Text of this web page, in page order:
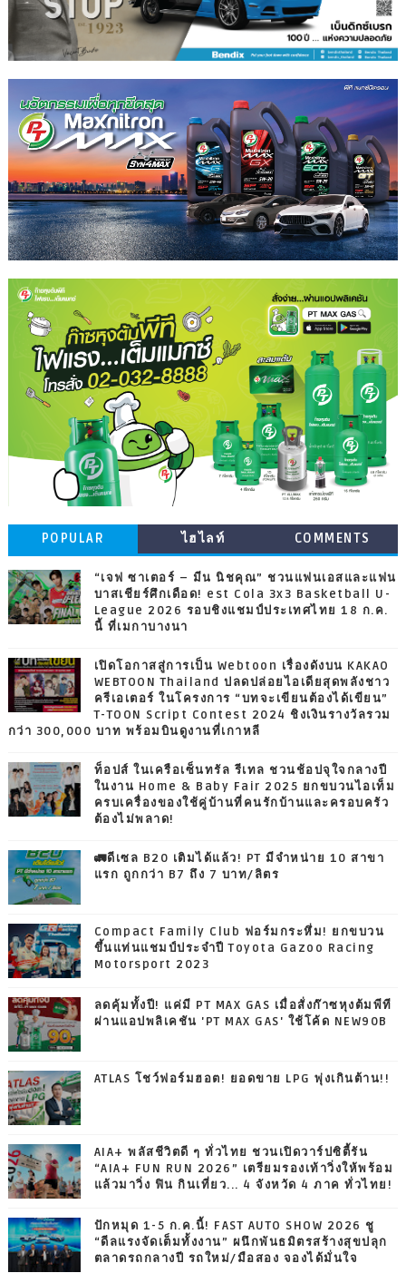
POPULAR ไฮไลท์ COMMENTS
“เจฟ ซาเตอร์ – มีน นิชคุณ” ชวนแฟนเอสและแฟน
บาสเชียร์ศึกเดือด! est Cola 3x3 Basketball U-
League 2026 รอบชิงแชมป์ประเทศไทย 18 ก.ค.
นี้ ที่เมกาบางนา
เปิดโอกาสสู่การเป็น Webtoon เรื่องดังบน KAKAO
WEBTOON Thailand ปลดปล่อยไอเดียสุดพลังชาว
ครีเอเตอร์ ในโครงการ “บทจะเขียนต้องได้เขียน”
T-TOON Script Contest 2024 ชิงเงินรางวัลรวม
กว่า 300,000 บาท พร้อมบินดูงานที่เกาหลี
ท็อปส์ ในเครือเซ็นทรัล รีเทล ชวนช้อปจุใจกลางปี
ในงาน Home & Baby Fair 2025 ยกขบวนไอเท็ม
ครบเครื่องของใช้คู่บ้านที่คนรักบ้านและครอบครัว
ต้องไม่พลาด!
🚛ดีเซล B20 เติมได้แล้ว! PT มีจำหน่าย 10 สาขา
แรก ถูกกว่า B7 ถึง 7 บาท/ลิตร
Compact Family Club ฟอร์มกระหึ่ม! ยกขบวน
ขึ้นแท่นแชมป์ประจำปี Toyota Gazoo Racing
Motorsport 2023
ลดคุ้มทั้งปี! แค่มี PT MAX GAS เมื่อสั่งก๊าซหุงต้มพีที
ผ่านแอปพลิเคชัน 'PT MAX GAS' ใช้โค้ด NEW90B
ATLAS โชว์ฟอร์มฮอต! ยอดขาย LPG พุ่งเกินต้าน!!
AIA+ พลัสชีวิตดี ๆ ทั่วไทย ชวนเปิดวาร์ปซิตี้รัน
“AIA+ FUN RUN 2026” เตรียมรองเท้าวิ่งให้พร้อม
แล้วมาวิ่ง ฟิน กินเที่ยว... 4 จังหวัด 4 ภาค ทั่วไทย!
ปักหมุด 1-5 ก.ค.นี้! FAST AUTO SHOW 2026 ชู
“ดีลแรงจัดเต็มทั้งงาน” ผนึกพันธมิตรสร้างสุขปลุก
ตลาดรถกลางปี รถใหม่/มือสอง จองได้มั่นใจ